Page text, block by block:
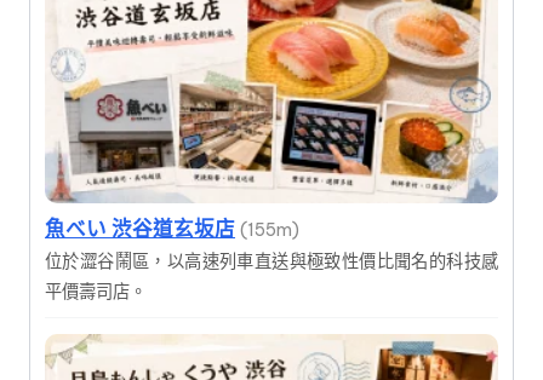
魚べい 渋谷道玄坂店 (155m)
位於澀谷鬧區，以高速列車直送與極致性價比聞名的科技感
平價壽司店。